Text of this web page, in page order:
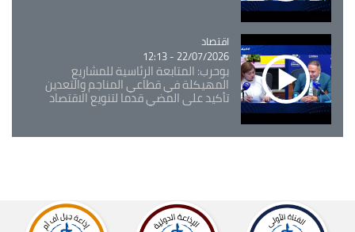
Catégorie
اقتصاد
22/07/2026 - 12:13
بوحرب: المتابعة الرئاسية للمشاريع
المهيكلة في قطاعي المناجم والتعدين
تأكيد على المضي قدما لتنويع الاقتصاد